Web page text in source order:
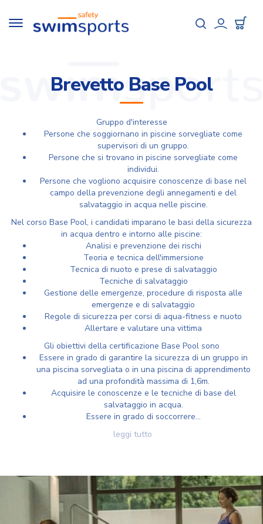
contenuto
Toggle
Brevetto Base Pool
Gruppo d'interesse
Persone che soggiornano in piscine sorvegliate come
supervisori di un gruppo.
Persone che si trovano in piscine sorvegliate come
individui.
Persone che vogliono acquisire conoscenze di base nel
campo della prevenzione degli annegamenti e del
salvataggio in acqua nelle piscine.
Nel corso Base Pool, i candidati imparano le basi della sicurezza
in acqua dentro e intorno alle piscine:
Analisi e prevenzione dei rischi
Teoria e tecnica dell'immersione
Tecnica di nuoto e prese di salvataggio
Tecniche di salvataggio
Gestione delle emergenze, procedure di risposta alle
emergenze e di salvataggio
Regole di sicurezza per corsi di aqua-fitness e nuoto
Allertare e valutare una vittima
Gli obiettivi della certificazione Base Pool sono
Essere in grado di garantire la sicurezza di un gruppo in
una piscina sorvegliata o in una piscina di apprendimento
ad una profondità massima di 1,6m.
Acquisire le conoscenze e le tecniche di base del
salvataggio in acqua.
Essere in grado di soccorrere...
leggi tutto